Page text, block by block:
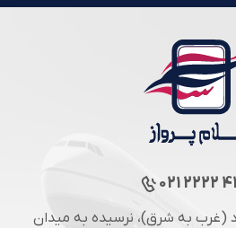
021 2222
(غرب به شرق)، نرسیده به میدان